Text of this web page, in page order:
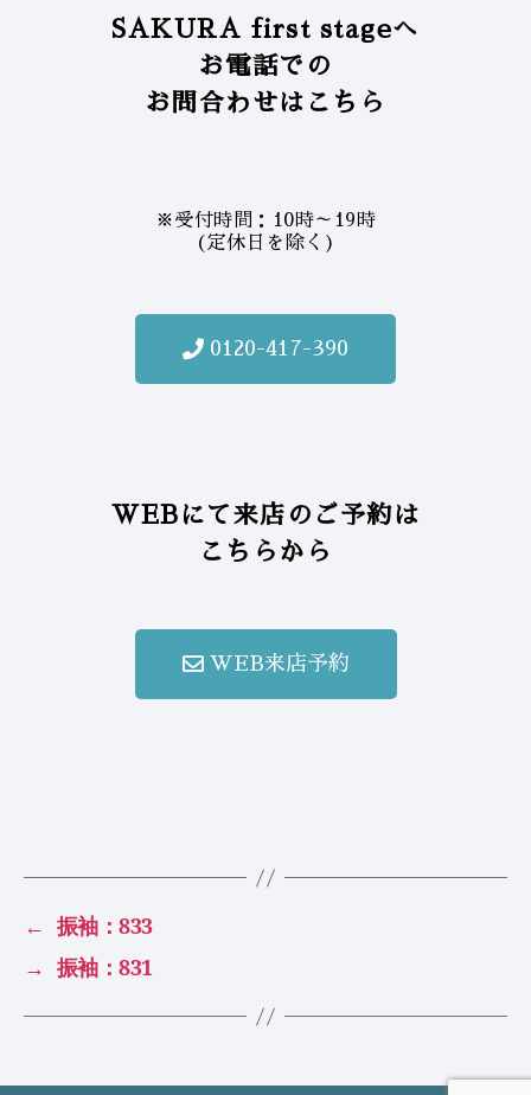
SAKURA first stageへ
お電話での
お問合わせはこちら
※受付時間：10時～19時
(定休日を除く)
0120-417-390
WEBにて来店のご予約は
こちらから
WEB来店予約
← 振袖：833
→ 振袖：831